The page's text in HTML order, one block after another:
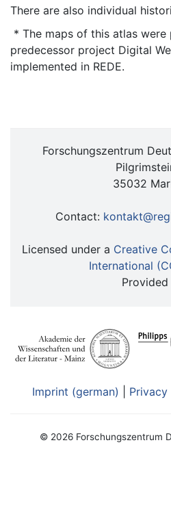
There are also individual
* The maps of this atlas were
predecessor project Digital
implemented in REDE.
Forschungszentrum
35032
Contact:
Licensed under a Creative
International
Imprint (german) Privacy
© 2026 Forschungszentrum